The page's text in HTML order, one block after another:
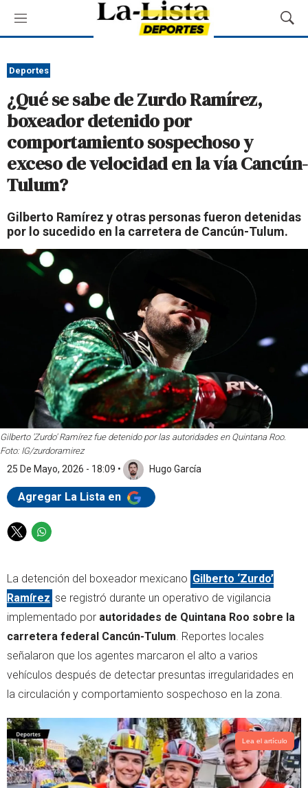
M
e
ú
M
o
s
q
d
a
Deportes
¿Qué se sabe de Zurdo Ramírez,
boxeador detenido por
comportamiento sospechoso y
exceso de velocidad en la vía Cancún-
Tulum?
Gilberto Ramírez y otras personas fueron detenidas
por lo sucedido en la carretera de Cancún-Tulum.
Gilberto 'Zurdo' Ramírez fue detenido por las autoridades en Quintana Roo.
Foto: IG/zurdoramirez
25 De Mayo, 2026 - 18:09 • Hugo García
Agregar La Lista en
T
t
t
e
r
W
t
s
a
p
p
La detención del boxeador mexicano Gilberto ‘Zurdo’
Ramírez se registró durante un operativo de vigilancia
implementado por autoridades de Quintana Roo sobre la
carretera federal Cancún-Tulum. Reportes locales
señalaron que los agentes marcaron el alto a varios
vehículos después de detectar presuntas irregularidades en
la circulación y comportamiento sospechoso en la zona.
Lea el artículo